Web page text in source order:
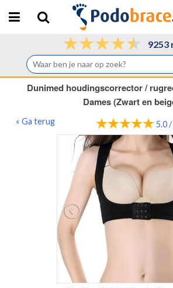
9253
Dunimed houdingscorrector /
Dames (Zwart en
« Ga terug 5.0